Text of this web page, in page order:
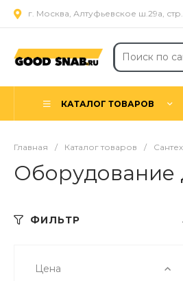
г. Москва, Алтуфьевское ш.29а,
КАТАЛОГ ТОВАРОВ
Главная / Каталог товаров /
Оборудование
ФИЛЬТР
Цена